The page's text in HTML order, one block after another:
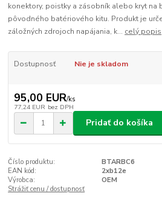
konektory, poistky a zásobník alebo kryt
pôvodného batériového kitu. Produkt je
záložných zdrojoch napájania, k... celý popis
Dostupnosť Nie je skladom
95,00 EUR/ks
77,24 EUR bez DPH
Pridať do košíka
Číslo produktu:
BTARBC6
EAN kód:
2xb12e
Výrobca:
OEM
Strážiť cenu / dostupnosť